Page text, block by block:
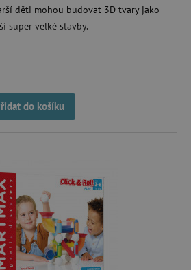
děti mohou budovat 3D tvary jako
super velké stavby.
do košíku